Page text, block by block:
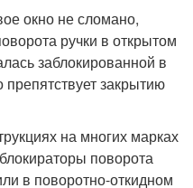
окно не сломано,
ручки в открытом
заблокированной в
закрытию
на многих марках
поворота
в поворотно-откидном